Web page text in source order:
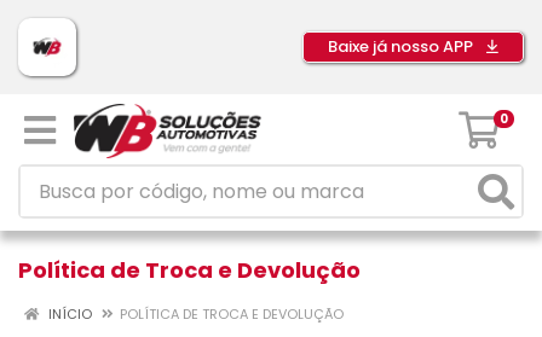
Baixe já nosso APP
0
Política de Troca e Devolução
INÍCIO POLÍTICA DE TROCA E DEVOLUÇÃO